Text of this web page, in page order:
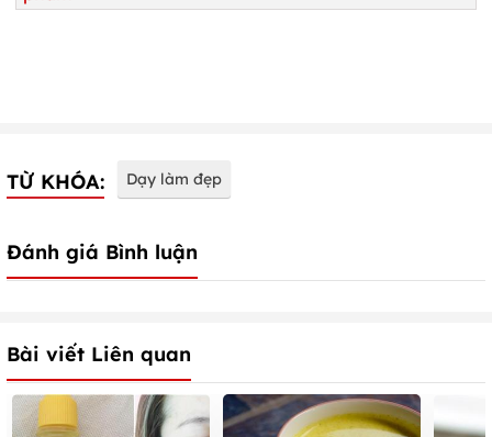
TỪ KHÓA: Dạy làm đẹp
Đánh giá Bình luận
Bài viết Liên quan